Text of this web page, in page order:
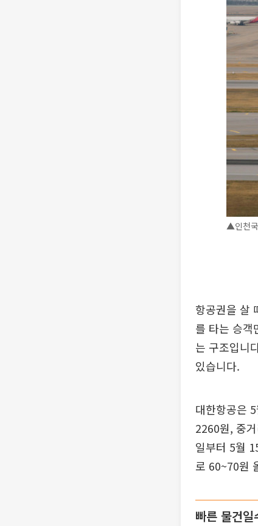
▲인천
항공권을 살
를 타는 승객
는 구조입니
있습니다.
대한항공은
2260원, 중
일부터 5월
로 60~70원
빠른 물건